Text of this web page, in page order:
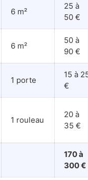
6 m²
25 à
50 €
6 m²
50 à
90 €
1 porte
15 à
€
1 rouleau
20 à
35 €
170 à
300 €